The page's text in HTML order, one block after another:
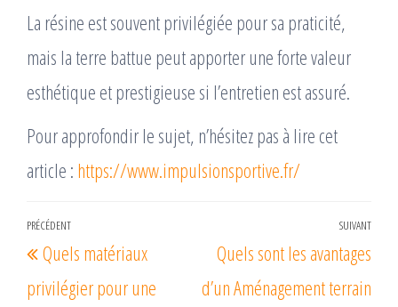
La résine est souvent privilégiée pour sa praticité,
mais la terre battue peut apporter une forte valeur
esthétique et prestigieuse si l’entretien est assuré.
Pour approfondir le sujet, n’hésitez pas à lire cet
article : https://www.impulsionsportive.fr/
Navigation
de
l’article
Article
précédent
PRÉCÉDENT
Quels matériaux
privilégier pour une
SUIVANT
Quels sont les avantages
d’un Aménagement terrain